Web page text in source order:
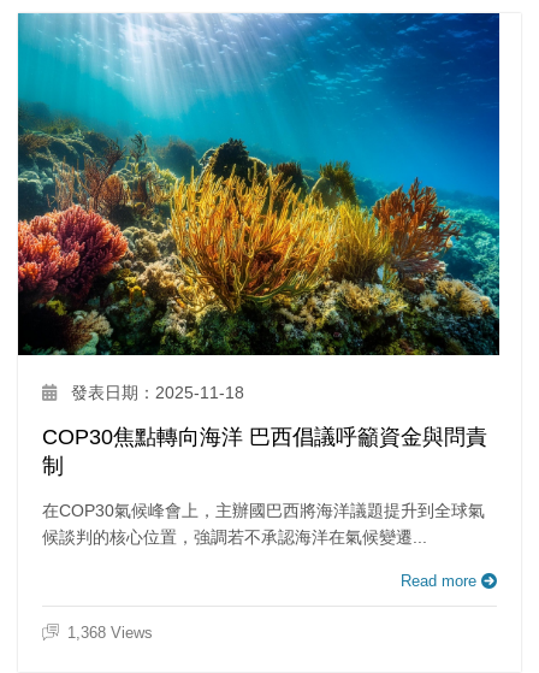
發表日期：2025-11-18
COP30焦點轉向海洋 巴西倡議呼籲資金與問責
制
在COP30氣候峰會上，主辦國巴西將海洋議題提升到全球氣
候談判的核心位置，強調若不承認海洋在氣候變遷...
Read more
1,368 Views